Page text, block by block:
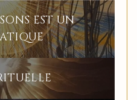
EST UN